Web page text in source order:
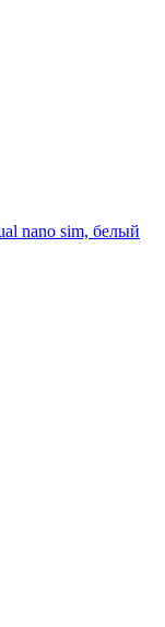
nano sim, белый